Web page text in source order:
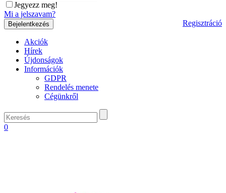
Jegyezz meg!
Mi a jelszavam?
Regisztráció
Akciók
Hírek
Újdonságok
Információk
GDPR
Rendelés menete
Cégünkről
0